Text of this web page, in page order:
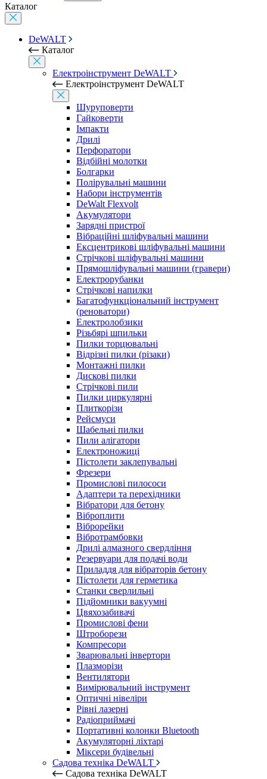
Каталог
DeWALT
Каталог
Електроінструмент DeWALT
Електроінструмент DeWALT
Шуруповерти
Гайковерти
Імпакти
Дрилі
Перфоратори
Відбійні молотки
Болгарки
Полірувальні машини
Набори інструментів
DeWalt Flexvolt
Акумулятори
Зарядні пристрої
Вібраційні шліфувальні машини
Ексцентрикові шліфувальні машини
Стрічкові шліфувальні машини
Прямошліфувальні машини (гравери)
Електрорубанки
Стрічкові напилки
Багатофункціональний інструмент
(реноватори)
Електролобзики
Різьбярі шпильки
Пилки торцювальні
Відрізні пилки (різаки)
Монтажні пилки
Дискові пилки
Стрічкові пили
Пилки циркулярні
Плиткорізи
Рейсмуси
Шабельні пилки
Пили алігатори
Електроножиці
Пістолети заклепувальні
Фрезери
Промислові пилососи
Адаптери та перехідники
Вібратори для бетону
Віброплити
Віброрейки
Вібротрамбовки
Дрилі алмазного свердління
Резервуари для подачі води
Приладдя для вібраторів бетону
Пістолети для герметика
Станки сверлильні
Підйомники вакуумні
Цвяхозабивачі
Промислові фени
Штроборези
Компресори
Зварювальні інвертори
Плазморізи
Вентилятори
Вимірювальний інструмент
Оптичні нівеліри
Рівні лазерні
Радіоприймачі
Портативні колонки Bluetooth
Акумуляторні ліхтарі
Міксери будівельні
Садова техніка DeWALT
Садова техніка DeWALT